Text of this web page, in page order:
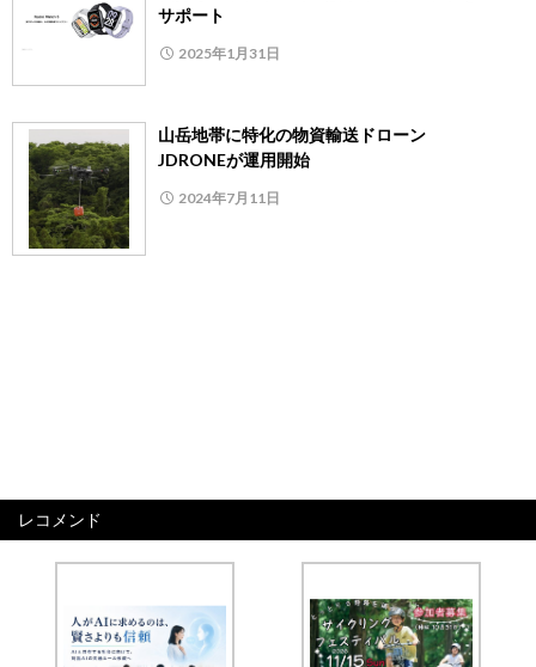
サポート
2025年1月31日
山岳地帯に特化の物資輸送ドローン
JDRONEが運用開始
2024年7月11日
レコメンド